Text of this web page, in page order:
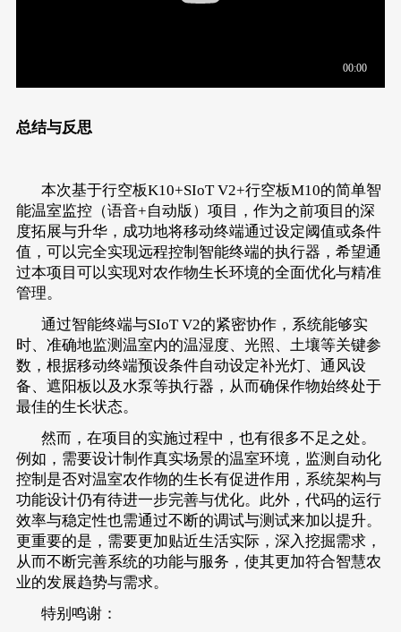
总结与反思
本次基于行空板K10+SIoT V2+行空板M10的简单智
能温室监控（语音+自动版）项目，作为之前项目的深
度拓展与升华，成功地将移动终端通过设定阈值或条件
值，可以完全实现远程控制智能终端的执行器，希望通
过本项目可以实现对农作物生长环境的全面优化与精准
管理。
通过智能终端与SIoT V2的紧密协作，系统能够实
时、准确地监测温室内的温湿度、光照、土壤等关键参
数，根据移动终端预设条件自动设定补光灯、通风设
备、遮阳板以及水泵等执行器，从而确保作物始终处于
最佳的生长状态。
然而，在项目的实施过程中，也有很多不足之处。
例如，需要设计制作真实场景的温室环境，监测自动化
控制是否对温室农作物的生长有促进作用，系统架构与
功能设计仍有待进一步完善与优化。此外，代码的运行
效率与稳定性也需通过不断的调试与测试来加以提升。
更重要的是，需要更加贴近生活实际，深入挖掘需求，
从而不断完善系统的功能与服务，使其更加符合智慧农
业的发展趋势与需求。
特别鸣谢：